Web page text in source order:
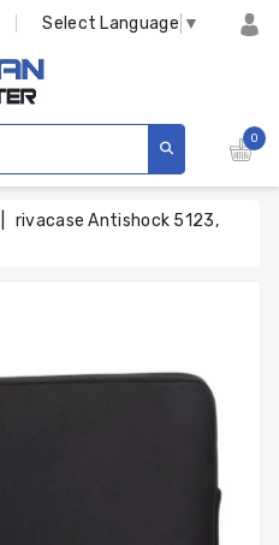
Select Language ▼
0
rivacase Antishock 5123,